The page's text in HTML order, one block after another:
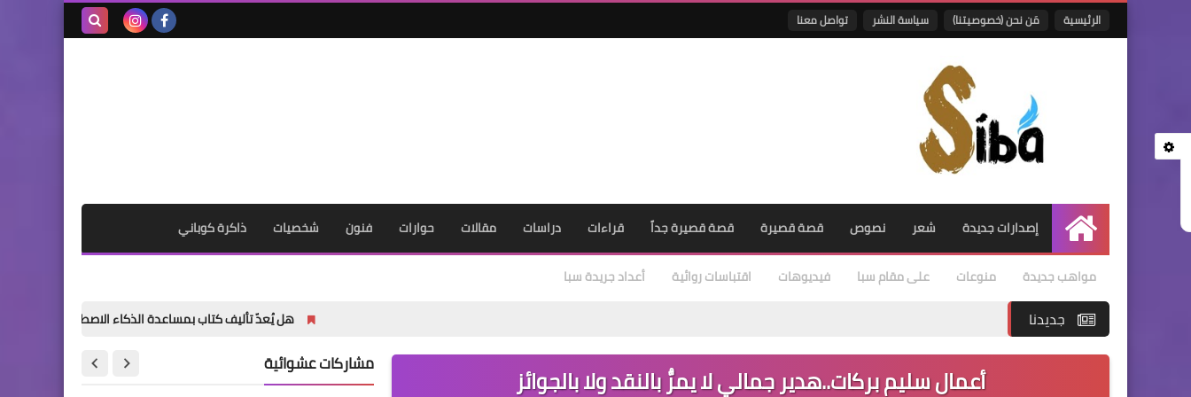
الرئيسية مَن نحن (خصوصيتنا) سياسة النشر تواصل معنا
الرئيسية
إصدارات جديدة شعر نصوص قصة قصيرة قصة قصيرة جداً قراءات دراسات مقالات حوارات فنون شخصيات ذاكرة كوباني
مواهب جديدة منوعات على مقام سبا فيديوهات اقتباسات روائية أعداد جريدة سبا
جديدنا هل يُعدّ تأليف كتاب بمساعدة الذكاء الاصطناعي أمراً خاطئاً؟
أعمال سليم بركات..هدير جمالي لا يمرُّ بالنقد ولا بالجوائز مشاركات عشوائية